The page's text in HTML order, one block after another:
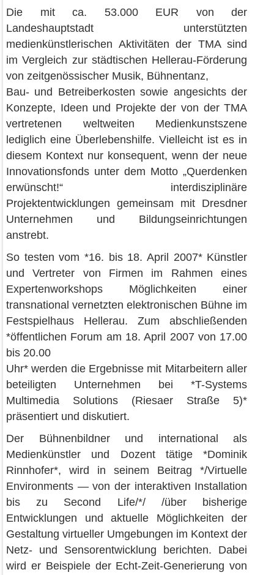
Die mit ca. 53.000 EUR von der
Landeshauptstadt unterstützten
medienkünstlerischen Aktivitäten der TMA sind
im Vergleich zur städtischen Hellerau-Förderung
von zeitgenössischer Musik, Bühnentanz,
Bau- und Betreiberkosten sowie angesichts der
Konzepte, Ideen und Projekte der von der TMA
vertretenen weltweiten Medienkunstszene
lediglich eine Überlebenshilfe. Vielleicht ist es in
diesem Kontext nur konsequent, wenn der neue
Innovationsfonds unter dem Motto „Querdenken
erwünscht!“ interdisziplinäre
Projektentwicklungen gemeinsam mit Dresdner
Unternehmen und Bildungseinrichtungen
anstrebt.
So testen vom *16. bis 18. April 2007* Künstler
und Vertreter von Firmen im Rahmen eines
Expertenworkshops Möglichkeiten einer
transnational vernetzten elektronischen Bühne im
Festspielhaus Hellerau. Zum abschließenden
*öffentlichen Forum am 18. April 2007 von 17.00
bis 20.00
Uhr* werden die Ergebnisse mit Mitarbeitern aller
beteiligten Unternehmen bei *T-Systems
Multimedia Solutions (Riesaer Straße 5)*
präsentiert und diskutiert.
Der Bühnenbildner und international als
Medienkünstler und Dozent tätige *Dominik
Rinnhofer*, wird in seinem Beitrag */Virtuelle
Environments — von der interaktiven Installation
bis zu Second Life/*/ /über bisherige
Entwicklungen und aktuelle Möglichkeiten der
Gestaltung virtueller Umgebungen im Kontext der
Netz- und Sensorentwicklung berichten. Dabei
wird er Beispiele der Echt-Zeit-Generierung von